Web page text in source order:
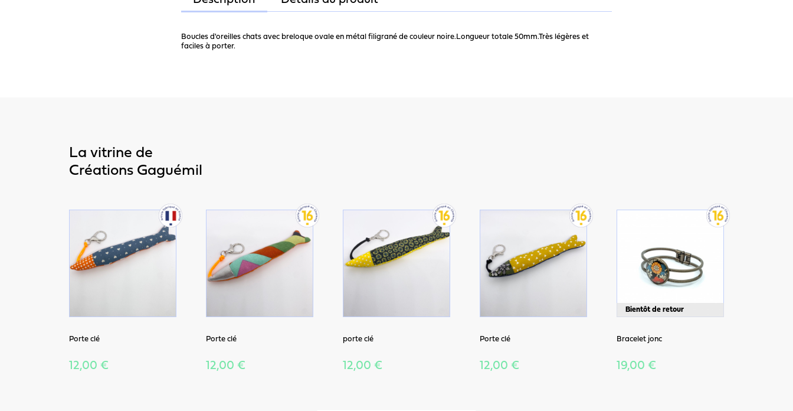
Boucles d'oreilles chats avec breloque ovale en métal filigrané de couleur noire.Longueur totale 50mm.Très légères et
faciles à porter.
La vitrine de
Créations Gaguémil
Porte clé
12,00 €
Porte clé
12,00 €
porte clé
12,00 €
Porte clé
12,00 €
Bientôt de retour
Bracelet jonc
19,00 €